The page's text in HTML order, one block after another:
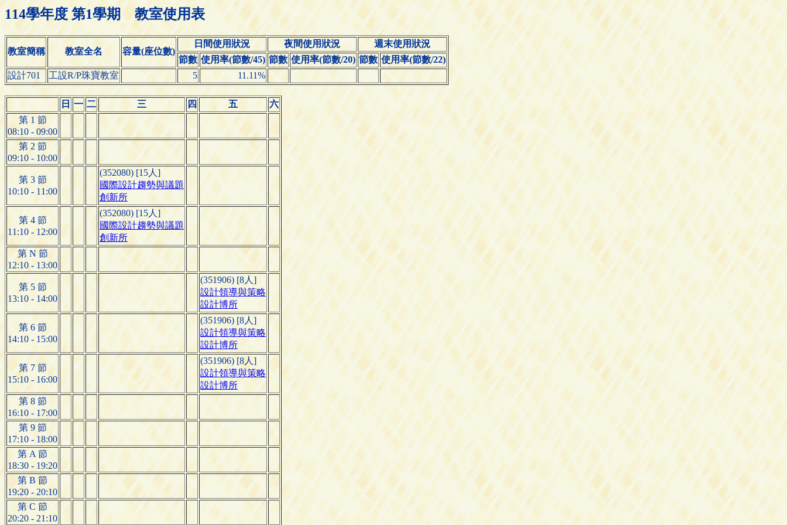
114學年度 第1學期 教室使用表
教室簡稱 教室全名 容量(座位數)
日間使用狀況 夜間使用狀況
週末使用狀況
節數 使用率(節數/45) 節數 使用率(節數/20) 節數 使用率(節數/22)
設計701
工設R/P珠寶教室 5 11.11%
日 一 二 三 四 五
六
第 1 節
08:10 - 09:00
第 2 節
09:10 - 10:00
第 3 節
10:10 - 11:00
(352080) [15人]
國際設計趨勢與議題
創新所
第 4 節
11:10 - 12:00
(352080) [15人]
國際設計趨勢與議題
創新所
第 N 節
12:10 - 13:00
第 5 節
13:10 - 14:00
(351906) [8人]
設計領導與策略
設計博所
第 6 節
14:10 - 15:00
(351906) [8人]
設計領導與策略
設計博所
第 7 節
15:10 - 16:00
(351906) [8人]
設計領導與策略
設計博所
第 8 節
16:10 - 17:00
第 9 節
17:10 - 18:00
第 A 節
18:30 - 19:20
第 B 節
19:20 - 20:10
第 C 節
20:20 - 21:10